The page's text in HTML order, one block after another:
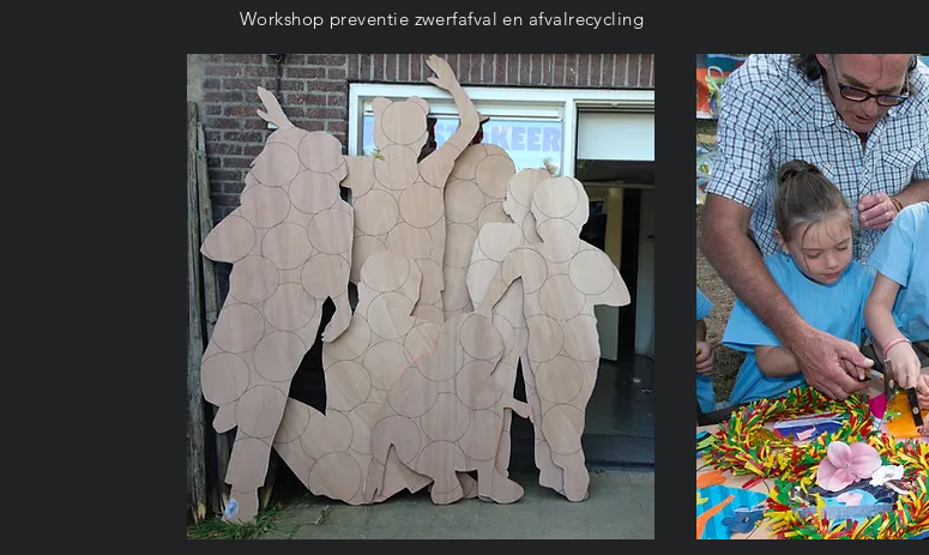
Workshop preventie zwerfafval en afvalrecycling